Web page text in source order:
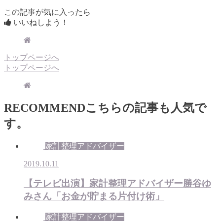
この記事が気に入ったら
いいねしよう！
トップページへ
トップページへ
RECOMMENDこちらの記事も人気で
す。
家計整理アドバイザー
2019.10.11
【テレビ出演】家計整理アドバイザー勝谷ゆ
みさん「お金が貯まる片付け術」
家計整理アドバイザー